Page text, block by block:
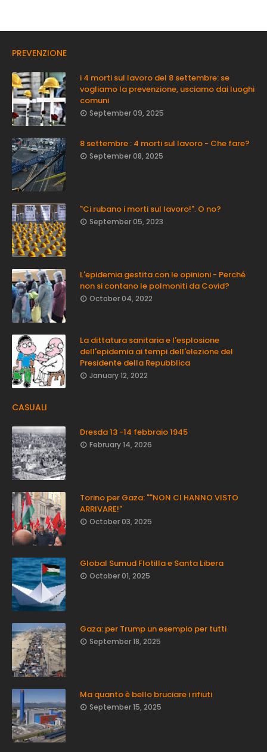
PREVENZIONE
i 4 morti sul lavoro del 8 settembre: se
vogliamo la prevenzione, usciamo dai luoghi
comuni
September 09, 2025
8 settembre : 4 morti sul lavoro - Che fare?
September 08, 2025
"Ci rubano i morti sul lavoro!". O no?
September 05, 2023
L'epidemia gestita con le opinioni - Perché
non si contano le polmoniti da Covid?
October 04, 2022
La dittatura sanitaria e l'esplosione
dell'epidemia ai tempi dell'elezione del
Presidente della Repubblica
January 12, 2022
CASUALI
Dresda 13 -14 febbraio 1945
February 14, 2026
Torino per Gaza: ""NON CI HANNO VISTO
ARRIVARE!"
October 03, 2025
Global Sumud Flotilla e Santa Libera
October 01, 2025
Gaza: per Trump un esempio per tutti
September 18, 2025
Ma quanto è bello bruciare i rifiuti
September 15, 2025